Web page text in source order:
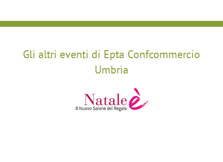
Gli altri eventi di Epta Confcommercio
Umbria